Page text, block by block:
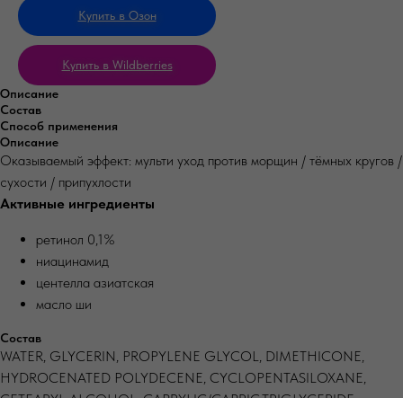
Купить в Озон
Купить в Wildberries
Описание
Состав
Способ применения
Описание
Оказываемый эффект: мульти уход против морщин / тёмных кругов /
сухости / припухлости
Активные ингредиенты
ретинол 0,1%
ниацинамид
центелла азиатская
масло ши
Состав
WATER, GLYCERIN, PROPYLENE GLYCOL, DIMETHICONE,
HYDROCENATED POLYDECENE, CYCLOPENTASILOXANE,